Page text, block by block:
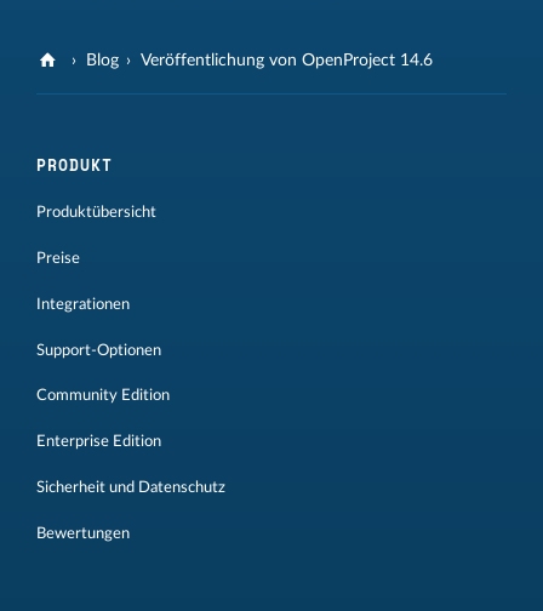
Blog Veröffentlichung von OpenProject 14.6
PRODUKT
Produktübersicht
Preise
Integrationen
Support-Optionen
Community Edition
Enterprise Edition
Sicherheit und Datenschutz
Bewertungen